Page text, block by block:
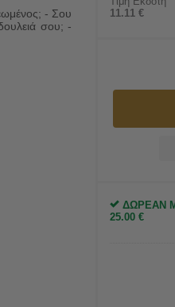
- Σου
σου; -
11.11 €
ΔΩΡΕΑΝ
25.00 €